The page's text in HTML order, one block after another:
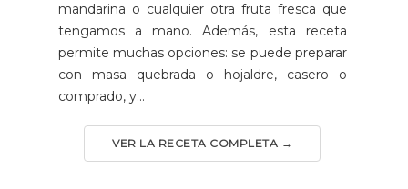
mandarina o cualquier otra fruta fresca que
tengamos a mano. Además, esta receta
permite muchas opciones: se puede preparar
con masa quebrada o hojaldre, casero o
comprado, y...
VER LA RECETA COMPLETA →